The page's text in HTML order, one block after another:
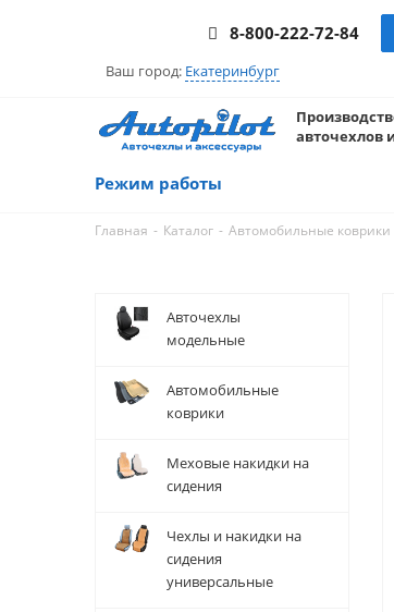
8-800-222-72-84
Ваш город: Екатеринбург
авточехлов
Режим работы
Главная - Каталог - Автомобильные коврики
Авточехлы
модельные
Автомобильные
коврики
Меховые накидки на
сидения
Чехлы и накидки на
сидения
универсальные